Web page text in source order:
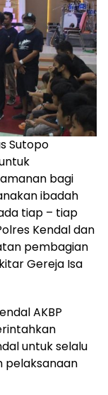
Sutopo
bagi
ibadah
tiap – tiap
Kendal dan
pembagian
Gereja Isa
AKBP
untuk selalu
pelaksanaan